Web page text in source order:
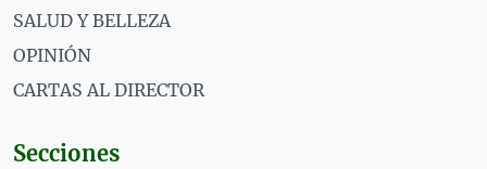
SALUD Y BELLEZA
OPINIÓN
CARTAS AL DIRECTOR
Secciones